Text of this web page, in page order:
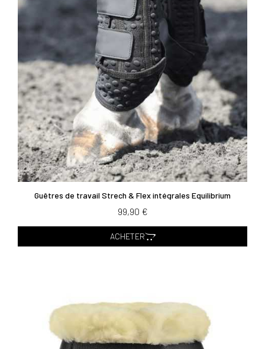
Guêtres de travail Strech & Flex intégrales Equilibrium
99,90 €
ACHETER